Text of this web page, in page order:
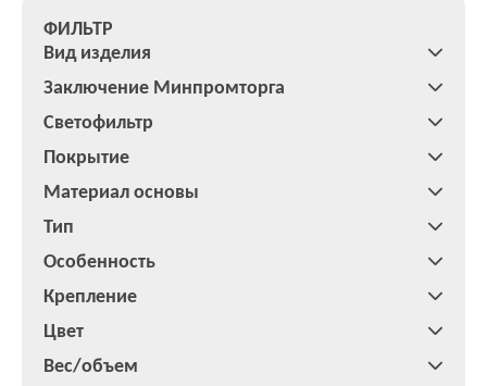
ФИЛЬТР
Вид изделия
Заключение Минпромторга
Светофильтр
Покрытие
Материал основы
Тип
Особенность
Крепление
Цвет
Вес/объем